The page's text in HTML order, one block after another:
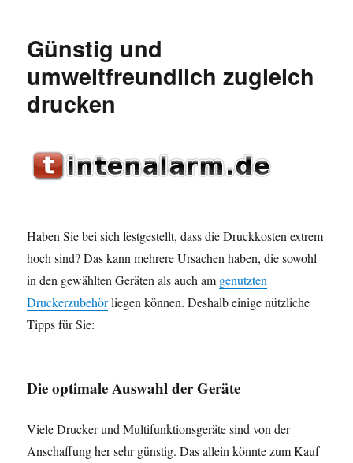
Günstig und
umweltfreundlich zugleich
drucken
Haben Sie bei sich festgestellt, dass die Druckkosten extrem
hoch sind? Das kann mehrere Ursachen haben, die sowohl
in den gewählten Geräten als auch am genutzten
Druckerzubehörliegen können. Deshalb einige nützliche
Tipps für Sie:
Die optimale Auswahl der Geräte
Viele Drucker und Multifunktionsgeräte sind von der
Anschaffung her sehr günstig. Das allein könnte zum Kauf